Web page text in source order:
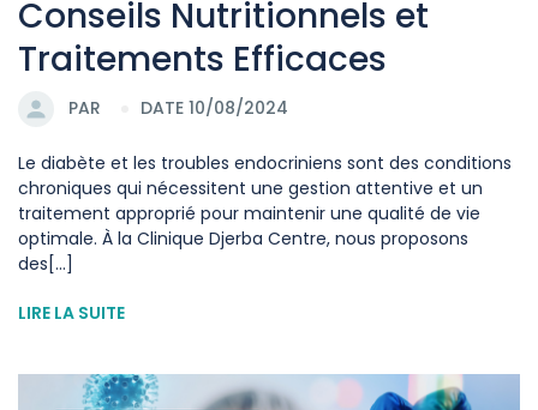
Conseils Nutritionnels et
Traitements Efficaces
PAR DATE 10/08/2024
Le diabète et les troubles endocriniens sont des conditions
chroniques qui nécessitent une gestion attentive et un
traitement approprié pour maintenir une qualité de vie
optimale. À la Clinique Djerba Centre, nous proposons
des[...]
LIRE LA SUITE